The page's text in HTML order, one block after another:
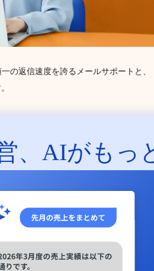
の返信速度を誇るメールサポートと、
、 AIがもっ